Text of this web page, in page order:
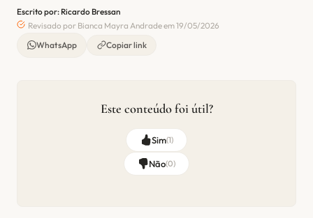
Escrito por: Ricardo Bressan
Revisado por Bianca Mayra Andrade em 19/05/2026
WhatsApp
Copiar link
Este conteúdo foi útil?
Sim(1)
Não(0)